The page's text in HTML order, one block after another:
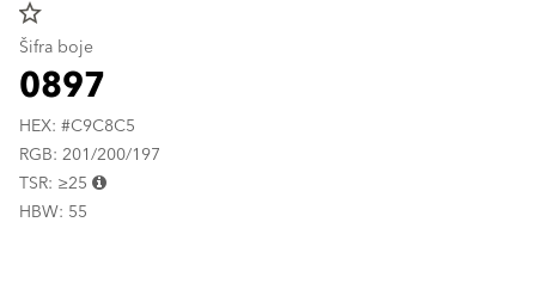
star_border
Šifra boje
0897
HEX: #C9C8C5
RGB: 201/200/197
TSR: ≥25
HBW: 55